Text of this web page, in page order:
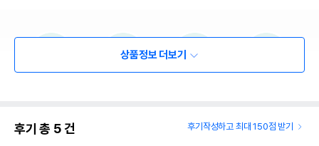
상품정보 더보기
후기 총 5건 후기작성하고 최대 150점 받기